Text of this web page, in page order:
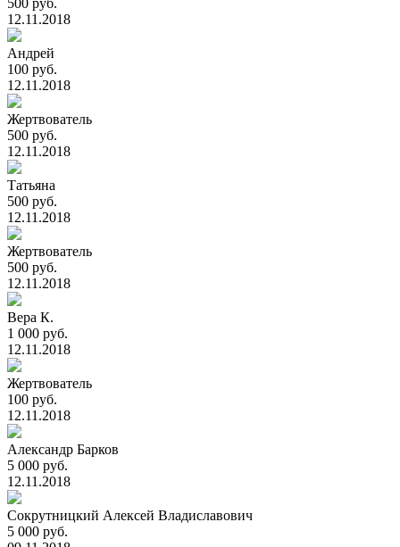
500 руб.
12.11.2018
Андрей
100 руб.
12.11.2018
Жертвователь
500 руб.
12.11.2018
Татьяна
500 руб.
12.11.2018
Жертвователь
500 руб.
12.11.2018
Вера К.
1 000 руб.
12.11.2018
Жертвователь
100 руб.
12.11.2018
Александр Барков
5 000 руб.
12.11.2018
Сокрутницкий Алексей Владиславович
5 000 руб.